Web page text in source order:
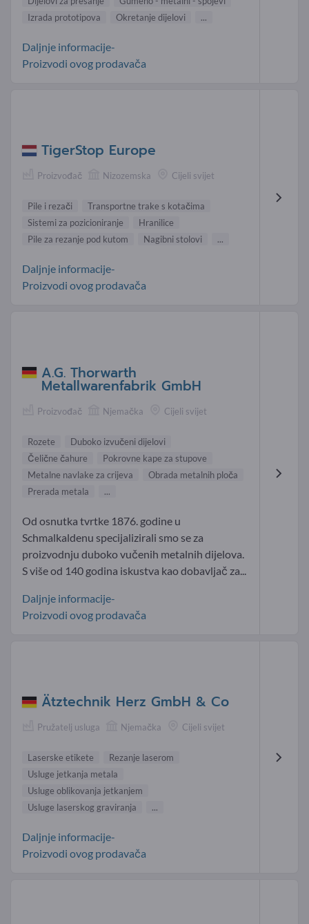
Izrada prototipova
Okretanje dijelovi ...
Daljnje informacije-
Proizvodi ovog prodavača
TigerStop Europe
Proizvođač Nizozemska Cijeli svijet
Pile i rezači
Transportne trake s kotačima
Sistemi za pozicioniranje
Hranilice
Pile za rezanje pod kutom
Nagibni stolovi ...
Daljnje informacije-
Proizvodi ovog prodavača
A.G. Thorwarth
Metallwarenfabrik GmbH
Proizvođač Njemačka Cijeli svijet
Rozete
Duboko izvučeni dijelovi
Čelične čahure
Pokrovne kape za stupove
Metalne navlake za crijeva
Obrada metalnih ploča
Prerada metala
...
Od osnutka tvrtke 1876. godine u
Schmalkaldenu specijalizirali smo se za
proizvodnju duboko vučenih metalnih dijelova.
S više od 140 godina iskustva kao dobavljač za...
Daljnje informacije-
Proizvodi ovog prodavača
Ätztechnik Herz GmbH & Co
Pružatelj usluga Njemačka Cijeli svijet
Laserske etikete
Rezanje laserom
Usluge jetkanja metala
Usluge oblikovanja jetkanjem
Usluge laserskog graviranja
...
Daljnje informacije-
Proizvodi ovog prodavača